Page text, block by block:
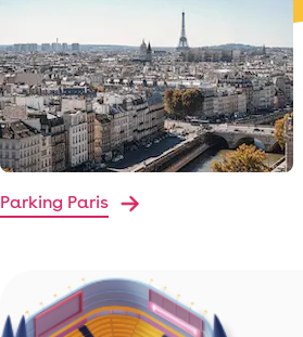
Parking Paris